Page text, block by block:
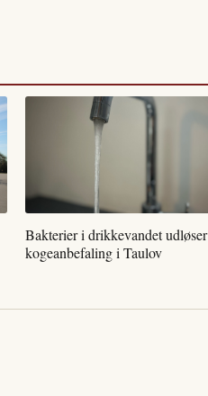
Bakterier i drikkevandet udløser
kogeanbefaling i Taulov